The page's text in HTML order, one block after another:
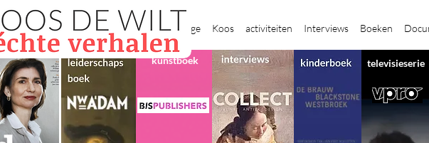
New Page Koos activiteiten Interviews Boeken
kunstboek televisieserie